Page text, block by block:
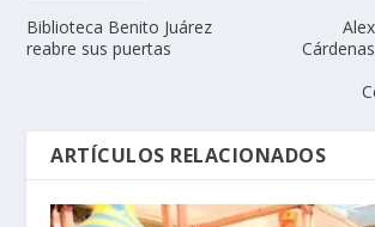
Biblioteca Benito Juárez
reabre sus puertas
ARTÍCULOS RELACIONADOS